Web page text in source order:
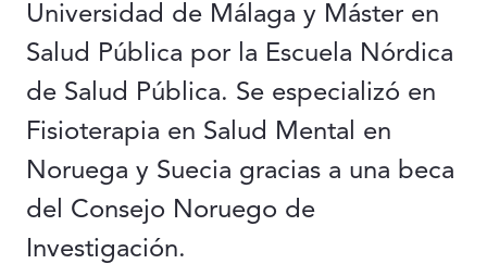
Universidad de Málaga y Máster en
Salud Pública por la Escuela Nórdica
de Salud Pública. Se especializó en
Fisioterapia en Salud Mental en
Noruega y Suecia gracias a una beca
del Consejo Noruego de
Investigación.